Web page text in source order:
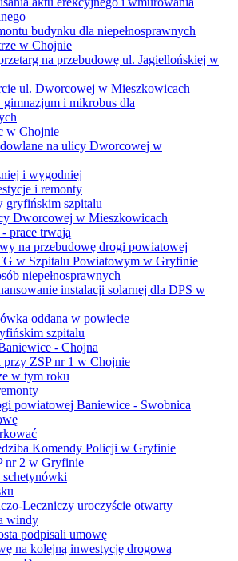
budynku dla niepełnosprawnych
w Chojnie
na przebudowę ul. Jagiellońskiej w
ul. Dworcowej w Mieszkowicach
i mikrobus dla
w Chojnie
na ulicy Dworcowej w
i wygodniej
i remonty
gryfińskim szpitalu
Dworcowej w Mieszkowicach
prace trwają
na przebudowę drogi powiatowej
w Szpitalu Powiatowym w Gryfinie
niepełnosprawnych
instalacji solarnej dla DPS w
oddana w powiecie
szpitalu
- Chojna
przy ZSP nr 1 w Chojnie
w tym roku
powiatowej Baniewice - Swobnica
Komendy Policji w Gryfinie
nr 2 w Gryfinie
Leczniczy uroczyście otwarty
windy
podpisali umowę
na kolejną inwestycję drogową